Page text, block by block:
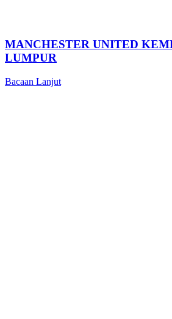
MANCHESTER UNITED
LUMPUR
Bacaan Lanjut